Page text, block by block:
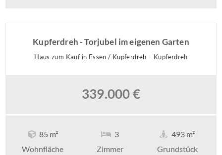
Kupferdreh - Torjubel im eigenen Garten
Haus zum Kauf in Essen / Kupferdreh – Kupferdreh
339.000 €
85 m²
Wohnfläche
3
Zimmer
493 m²
Grundstück